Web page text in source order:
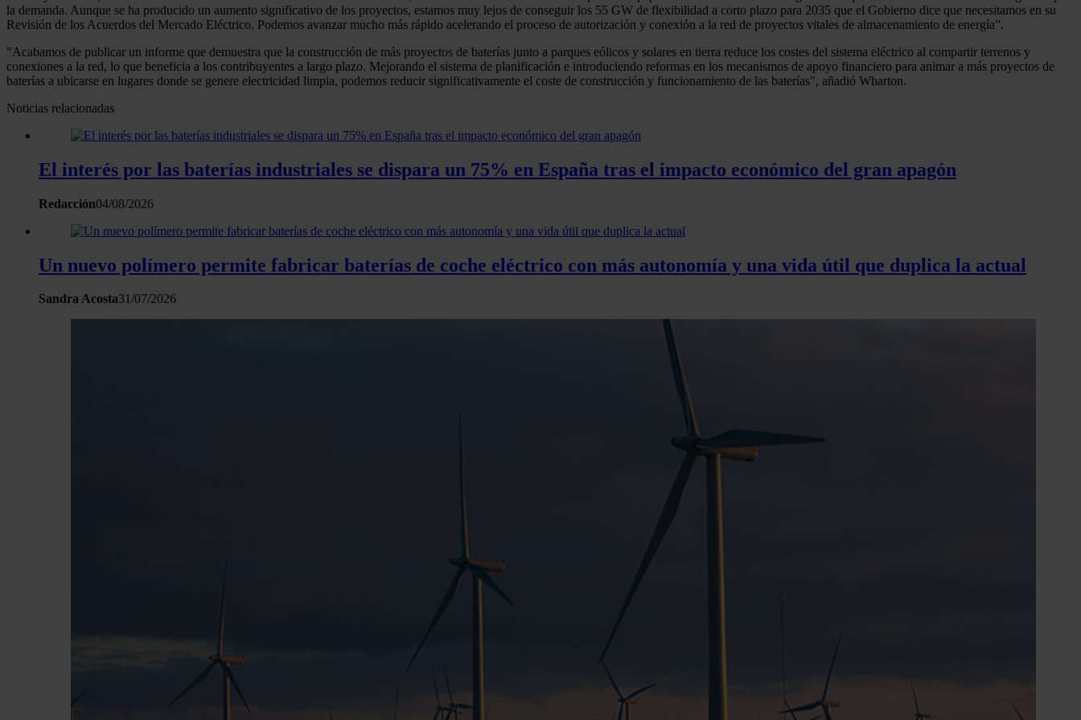
la demanda. Aunque se ha producido un aumento significativo de los proyectos, estamos muy lejos de conseguir los 55 GW de flexibilidad a corto plazo para 2035 que el Gobierno dice que necesitamos en su
Revisión de los Acuerdos del Mercado Eléctrico. Podemos avanzar mucho más rápido acelerando el proceso de autorización y conexión a la red de proyectos vitales de almacenamiento de energía”.
"Acabamos de publicar un informe que demuestra que la construcción de más proyectos de baterías junto a parques eólicos y solares en tierra reduce los costes del sistema eléctrico al compartir terrenos y
conexiones a la red, lo que beneficia a los contribuyentes a largo plazo. Mejorando el sistema de planificación e introduciendo reformas en los mecanismos de apoyo financiero para animar a más proyectos de
baterías a ubicarse en lugares donde se genere electricidad limpia, podemos reducir significativamente el coste de construcción y funcionamiento de las baterías", añadió Wharton.
Noticias relacionadas
El interés por las baterías industriales se dispara un 75% en España tras el impacto económico del gran apagón
Redacción04/08/2026
Un nuevo polímero permite fabricar baterías de coche eléctrico con más autonomía y una vida útil que duplica la actual
Sandra Acosta31/07/2026